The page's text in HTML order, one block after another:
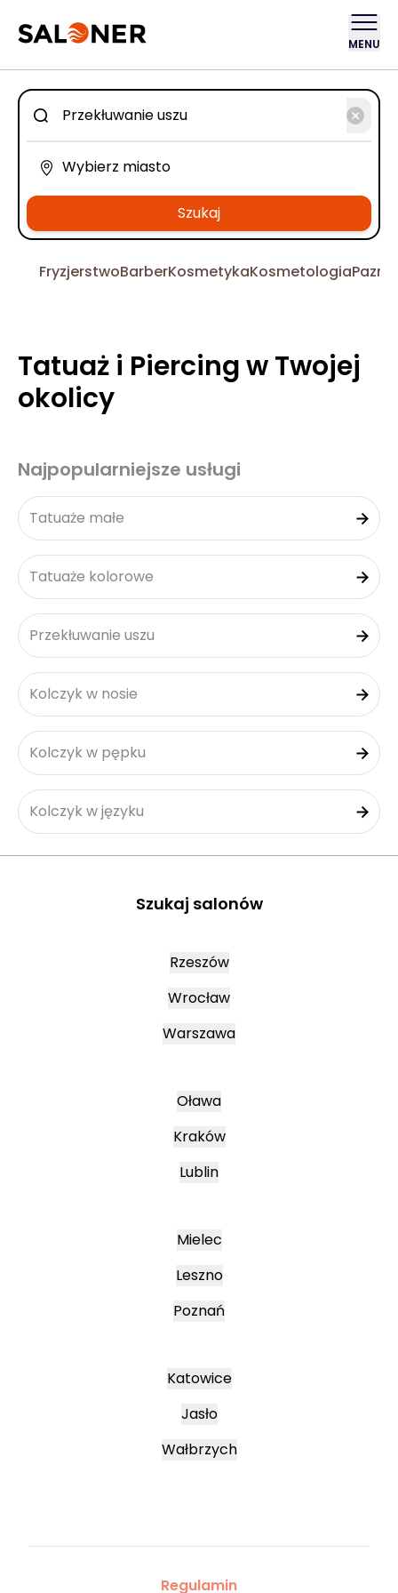
MENU
Szukaj
FryzjerstwoBarberKosmetykaKosmetologia
Tatuaż i Piercing w Twojej
okolicy
Najpopularniejsze usługi
Tatuaże małe
Tatuaże kolorowe
Przekłuwanie uszu
Kolczyk w nosie
Kolczyk w pępku
Kolczyk w języku
Szukaj salonów
Rzeszów
Wrocław
Warszawa
Oława
Kraków
Lublin
Mielec
Leszno
Poznań
Katowice
Jasło
Wałbrzych
Regulamin